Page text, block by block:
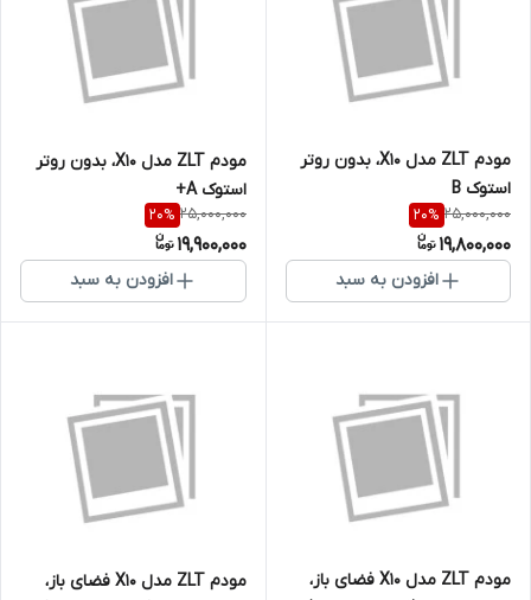
مودم ZLT مدل X10، بدون روتر
استوک B
25,000,000
20%
19,800,000
افزودن به سبد
مودم ZLT مدل X10، بدون روتر
استوک A+
25,000,000
20%
19,900,000
افزودن به سبد
مودم ZLT مدل X10 فضای باز،
مودم ZLT مدل X10 فضای باز،